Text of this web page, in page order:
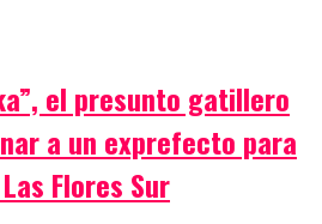
el presunto gatillero
a un exprefecto para
Flores Sur